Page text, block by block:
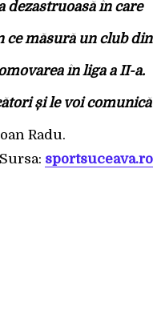
dezastruoasă în care
ce măsură un club din
în liga a II-a.
și le voi comunică
Radu.
Sursa: sportsuceava.ro